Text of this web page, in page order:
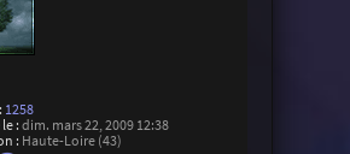
1258
: dim. mars 22, 2009 12:38
: Haute-Loire (43)